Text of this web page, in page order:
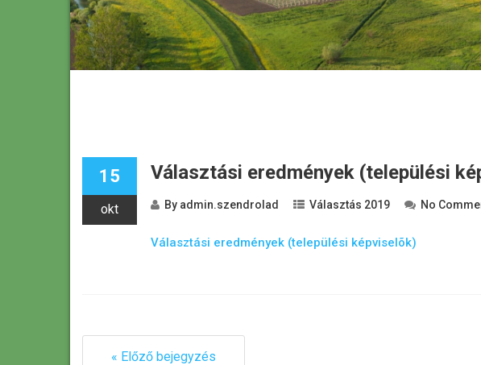
15
okt
Választási eredmények (települési
By admin.szendrolad Választás 2019 No
Választási eredmények (települési képviselõk)
« Előző bejegyzés